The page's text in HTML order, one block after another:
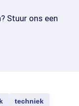
Stuur ons een
techniek